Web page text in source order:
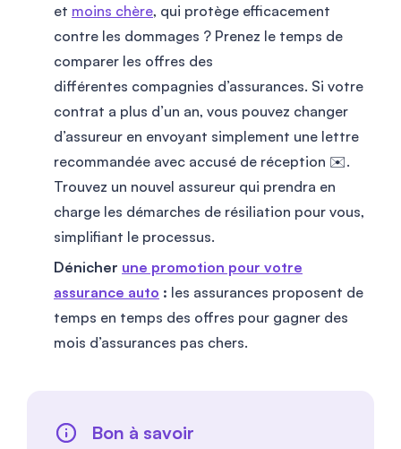
et moins chère, qui protège efficacement
contre les dommages ? Prenez le temps de
comparer les offres des
différentes compagnies d’assurances. Si votre
contrat a plus d’un an, vous pouvez changer
d’assureur en envoyant simplement une lettre
recommandée avec accusé de réception ✉️.
Trouvez un nouvel assureur qui prendra en
charge les démarches de résiliation pour vous,
simplifiant le processus.
Dénicher une promotion pour votre
assurance auto : les assurances proposent de
temps en temps des offres pour gagner des
mois d’assurances pas chers.
Bon à savoir